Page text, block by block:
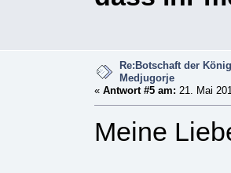
Re:Botschaft der
Medjugorje
« Antwort #5 am: 21. Mai
Meine